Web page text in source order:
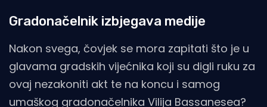
Gradonačelnik izbjegava medije
Nakon svega, čovjek se mora zapitati što je u
glavama gradskih vijećnika koji su digli ruku za
ovaj nezakoniti akt te na koncu i samog
umaškog gradonačelnika Vilija Bassanesea?